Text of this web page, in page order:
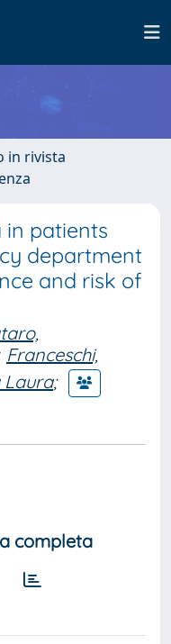
in rivista
in patients
department
and risk of
Franceschi,
Laura;
completa